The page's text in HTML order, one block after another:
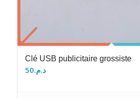
Clé USB publicitaire grossiste
د.م.50